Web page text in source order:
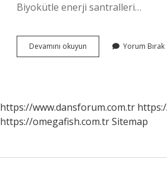
Biyokütle enerji santralleri…
Devamını okuyun Bioenerji
Malzemeleri
Yorum Bırak
https://www.dansforum.com.tr
https://omegafish.com.trSitemap